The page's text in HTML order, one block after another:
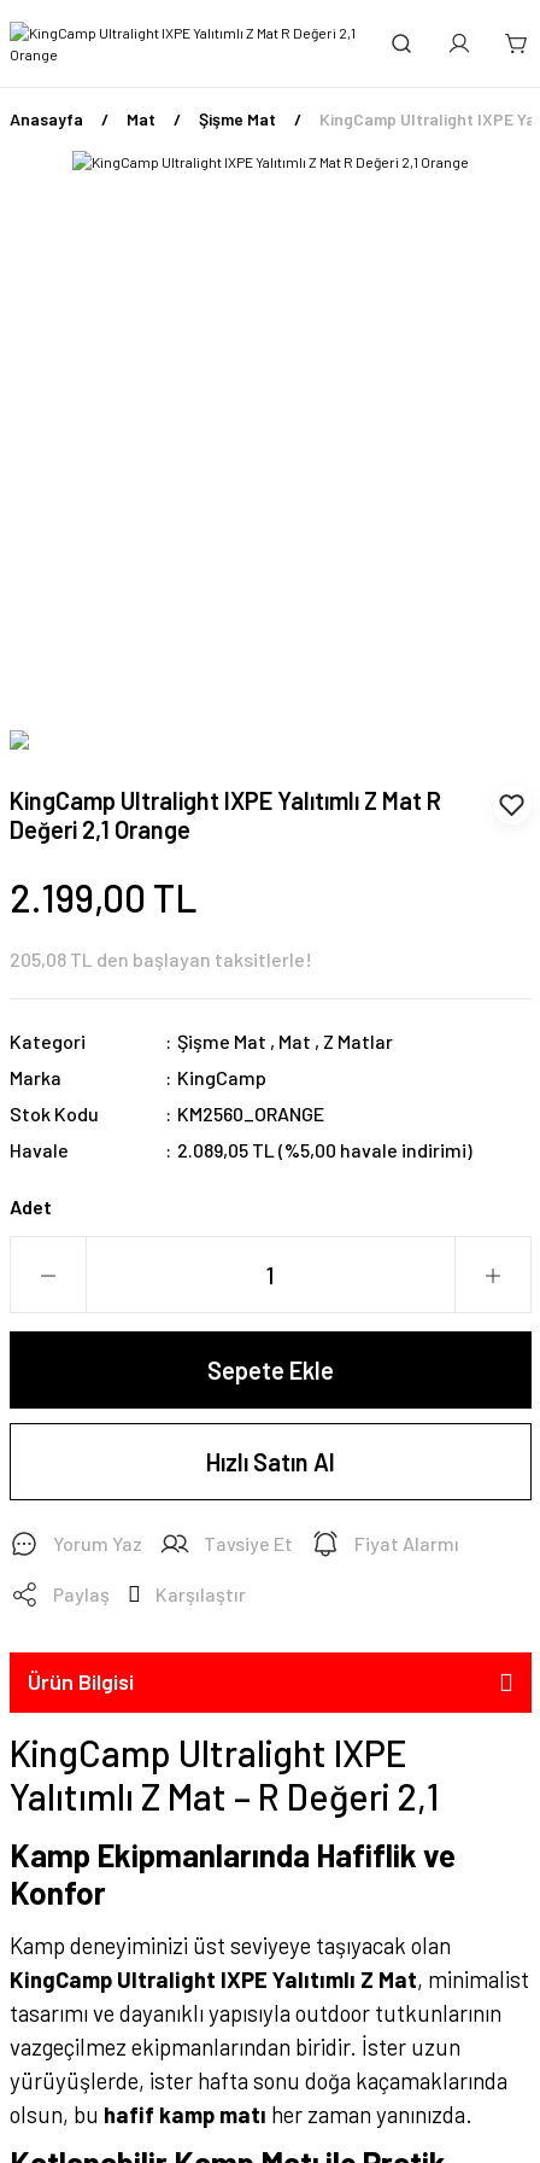
Anasayfa Mat Şişme Mat KingCamp Ultralight IXPE
KingCamp Ultralight IXPE Yalıtımlı Z Mat R
Değeri 2,1 Orange
2.199,00 TL
205,08 TL den başlayan taksitlerle!
Kategori Şişme Mat , Mat , Z Matlar
Marka
KingCamp
Stok Kodu
KM2560_ORANGE
Havale
2.089,05 TL (%5,00 havale indirimi)
Adet
Sepete Ekle
Hızlı Satın Al
Yorum Yaz Tavsiye Et Fiyat Alarmı
Paylaş Karşılaştır
Ürün Bilgisi
KingCamp Ultralight IXPE
Yalıtımlı Z Mat – R Değeri 2,1
Kamp Ekipmanlarında Hafiflik ve
Konfor
Kamp deneyiminizi üst seviyeye taşıyacak olan
KingCamp Ultralight IXPE Yalıtımlı Z Mat, minimalist
tasarımı ve dayanıklı yapısıyla outdoor tutkunlarının
vazgeçilmez ekipmanlarından biridir. İster uzun
yürüyüşlerde, ister hafta sonu doğa kaçamaklarında
olsun, bu hafif kamp matı her zaman yanınızda.